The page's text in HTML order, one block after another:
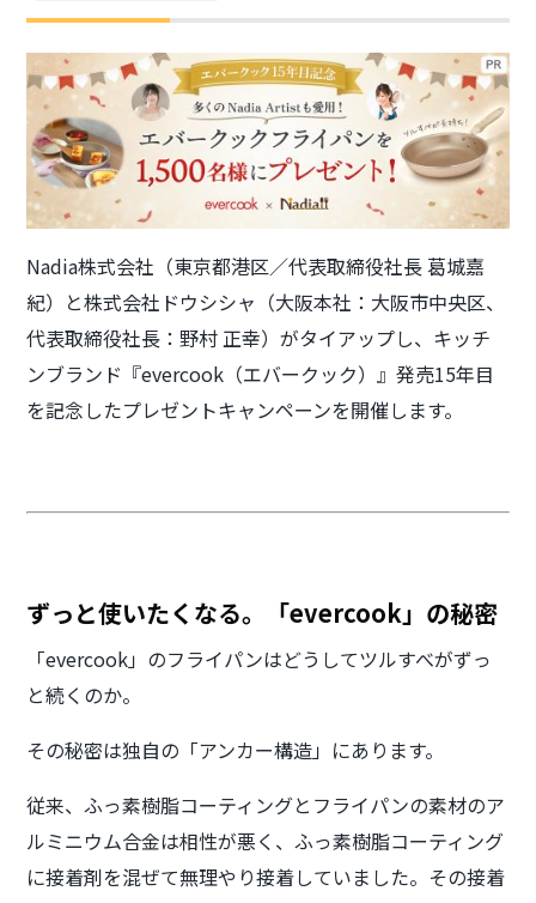
Nadia株式会社（東京都港区／代表取締役社長 葛城嘉
紀）と株式会社ドウシシャ（大阪本社：大阪市中央区、
代表取締役社長：野村 正幸）がタイアップし、キッチ
ンブランド『evercook（エバークック）』発売15年目
を記念したプレゼントキャンペーンを開催します。
ずっと使いたくなる。「evercook」の秘密
「evercook」のフライパンはどうしてツルすべがずっ
と続くのか。
その秘密は独自の「アンカー構造」にあります。
従来、ふっ素樹脂コーティングとフライパンの素材のア
ルミニウム合金は相性が悪く、ふっ素樹脂コーティング
に接着剤を混ぜて無理やり接着していました。その接着